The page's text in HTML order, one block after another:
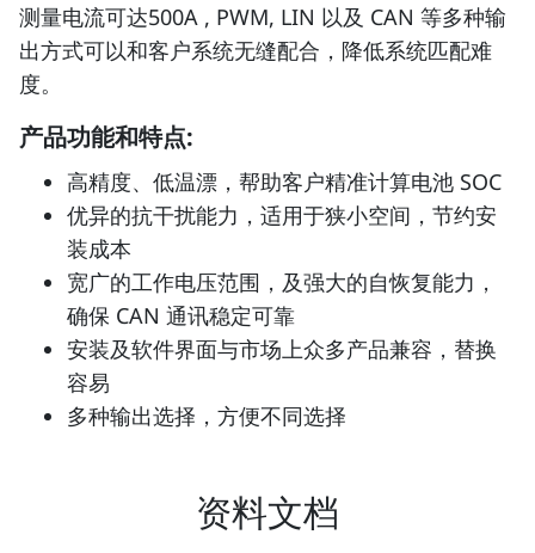
测量电流可达500A , PWM, LIN 以及 CAN 等多种输
出方式可以和客户系统无缝配合，降低系统匹配难
度。
产品功能和特点:
高精度、低温漂，帮助客户精准计算电池 SOC
优异的抗干扰能力，适用于狭小空间，节约安
装成本
宽广的工作电压范围，及强大的自恢复能力，
确保 CAN 通讯稳定可靠
安装及软件界面与市场上众多产品兼容，替换
容易
多种输出选择，方便不同选择
资料文档